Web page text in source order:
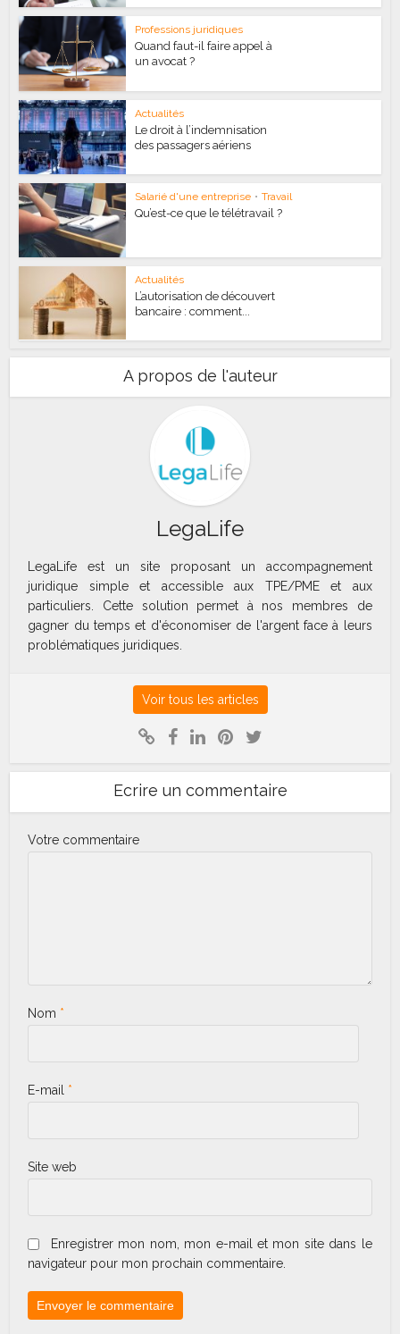
Professions juridiques
Quand faut-il faire appel à
un avocat ?
Actualités
Le droit à l’indemnisation
des passagers aériens
Salarié d'une entreprise • Travail
Qu’est-ce que le télétravail ?
Actualités
L’autorisation de découvert
bancaire : comment...
A propos de l'auteur
LegaLife
LegaLife est un site proposant un accompagnement
juridique simple et accessible aux TPE/PME et aux
particuliers. Cette solution permet à nos membres de
gagner du temps et d'économiser de l'argent face à leurs
problématiques juridiques.
Voir tous les articles
Ecrire un commentaire
Votre commentaire
Nom *
E-mail *
Site web
Enregistrer mon nom, mon e-mail et mon site dans le
navigateur pour mon prochain commentaire.